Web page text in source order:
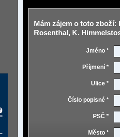
Mám zájem o toto zboží:
Rosenthal, K.
Jméno *
Příjmení *
Ulice *
Číslo popisné *
PSČ *
Město *